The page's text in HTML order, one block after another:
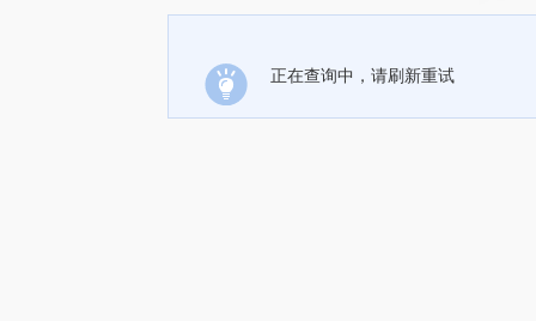
正在查询中，请刷新重试